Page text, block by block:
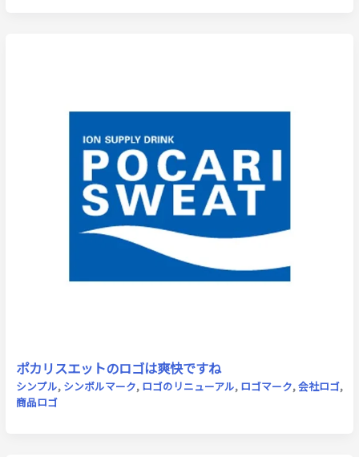
ポカリスエットのロゴは爽快ですね
シンプル, シンボルマーク, ロゴのリニューアル, ロゴマーク,会社ロゴ,
商品ロゴ